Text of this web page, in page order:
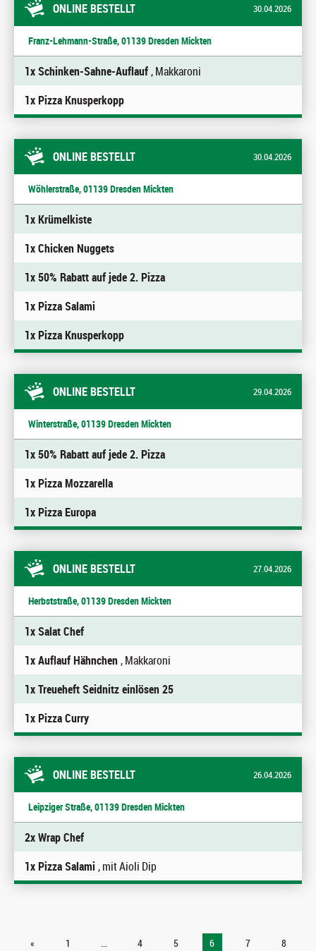
ONLINE BESTELLT 30.04.2026
Franz-Lehmann-Straße, 01139 Dresden Mickten
1x Schinken-Sahne-Auflauf, Makkaroni
1x Pizza Knusperkopp
ONLINE BESTELLT 30.04.2026
Wöhlerstraße, 01139 Dresden Mickten
1x Krümelkiste
1x Chicken Nuggets
1x 50% Rabatt auf jede 2. Pizza
1x Pizza Salami
1x Pizza Knusperkopp
ONLINE BESTELLT 29.04.2026
Winterstraße, 01139 Dresden Mickten
1x 50% Rabatt auf jede 2. Pizza
1x Pizza Mozzarella
1x Pizza Europa
ONLINE BESTELLT 27.04.2026
Herbststraße, 01139 Dresden Mickten
1x Salat Chef
1x Auflauf Hähnchen, Makkaroni
1x Treueheft Seidnitz einlösen 25
1x Pizza Curry
ONLINE BESTELLT 26.04.2026
Leipziger Straße, 01139 Dresden Mickten
2x Wrap Chef
1x Pizza Salami , mit Aioli Dip
« 1 ... 4 5 6 7
8